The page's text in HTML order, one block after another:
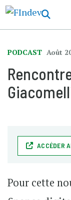
PODCAST Août
ACCÉDER
Pour cette